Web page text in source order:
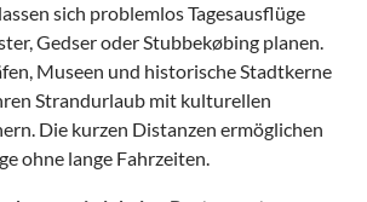
sich problemlos Tagesausflüge
Gedser oder Stubbekøbing planen.
Museen und historische Stadtkerne
Strandurlaub mit kulturellen
Die kurzen Distanzen ermöglichen
ohne lange Fahrzeiten.